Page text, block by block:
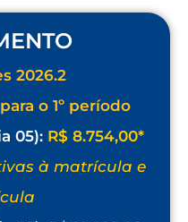
2026.2
o 1º período
05): R$ 8.754,00*
à matrícula e